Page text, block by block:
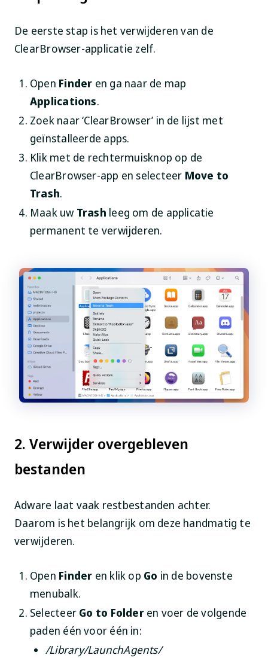
De eerste stap is het verwijderen van de
ClearBrowser-applicatie zelf.
Open Finder en ga naar de map
Applications.
Zoek naar ‘ClearBrowser’ in de lijst met
geïnstalleerde apps.
Klik met de rechtermuisknop op de
ClearBrowser-app en selecteer Move to
Trash.
Maak uw Trash leeg om de applicatie
permanent te verwijderen.
2. Verwijder overgebleven
bestanden
Adware laat vaak restbestanden achter.
Daarom is het belangrijk om deze handmatig te
verwijderen.
Open Finder en klik op Go in de bovenste
menubalk.
Selecteer Go to Folderen voer de volgende
paden één voor één in:
/Library/LaunchAgents/